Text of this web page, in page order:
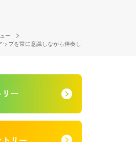
ー
プを常に意識しながら伴奏し